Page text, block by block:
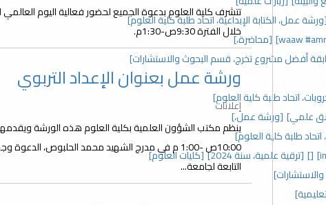
[ورشة عمل، الكتابة الإبداعية، اتحاد طلبة كلية العلوم]
[محاضرة،]
أفضل مشروع تخرج، قسم البحوث والاستشارات]
اتحاد طلبة كلية العلوم]
علمي] [ورشة عمل،]
طلبة كلية العلوم]
[] [ترقية علمية، سنة 2024]
[كليات العلوم]
خلال الفترة 9:30ص-1:30م.
ورشة عمل بعنوان الإعداد التربوي
إعلانات
10:00ص -1:00 م في مدرج الشهيد محمد الحلبوص،
التابعة لجامعة...